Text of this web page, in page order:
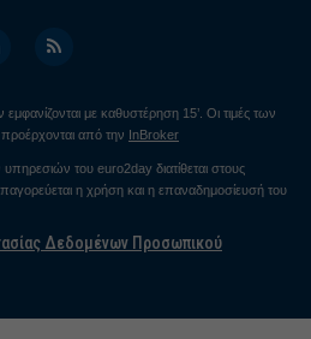
με καθυστέρηση 15’. Οι τιμές των
από την InBroker
του euro2day διατίθεται στους
η χρήση και η επαναδημοσίευσή του
Δεδομένων Προσωπικού